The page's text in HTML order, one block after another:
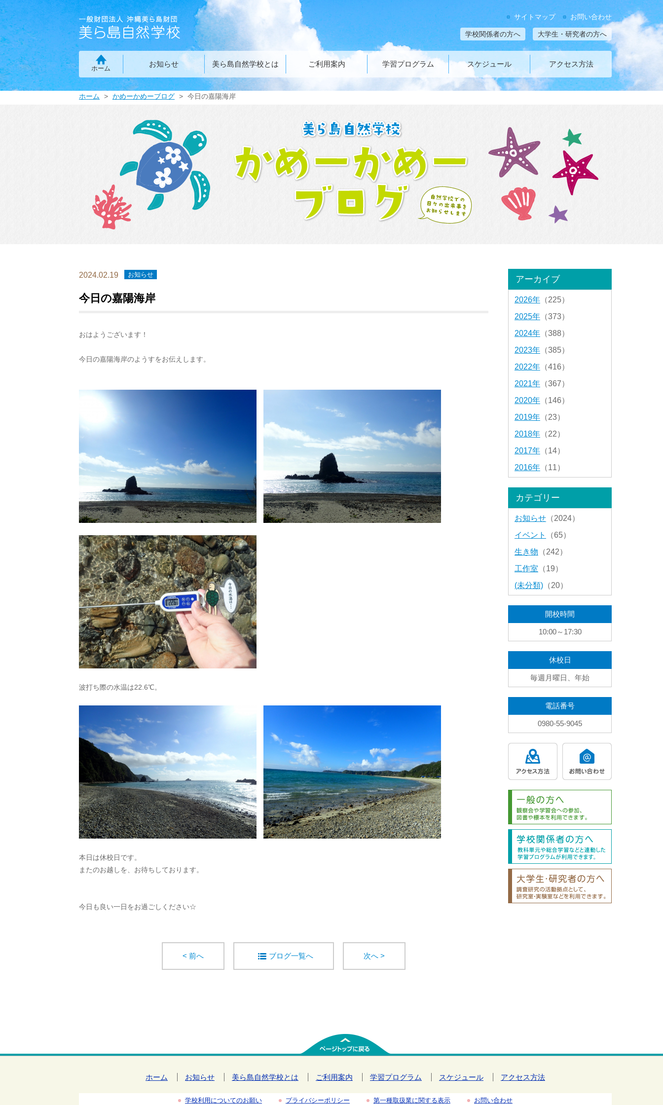
お問い合わせ
サイトマップ
大学生・研究者の方へ
学校関係者の方へ
ホーム
お知らせ 美ら島自然学校とは ご利用案内 学習プログラム スケジュール アクセス方法
ホーム かめーかめーブログ 今日の嘉陽海岸
2024.02.19 お知らせ
今日の嘉陽海岸
おはようございます！
今日の嘉陽海岸のようすをお伝えします。
波打ち際の水温は22.6℃。
本日は休校日です。
またのお越しを、お待ちしております。
今日も良い一日をお過ごしください☆
< 前へ ブログ一覧へ 次へ >
アーカイブ
2026年 （225）
2025年 （373）
2024年 （388）
2023年 （385）
2022年 （416）
2021年 （367）
2020年 （146）
2019年 （23）
2018年 （22）
2017年 （14）
2016年 （11）
カテゴリー
お知らせ （2024）
イベント
（65）
生き物 （242）
工作室 （19）
(未分類) （20）
開校時間
10:00～17:30
休校日
毎週月曜日、年始
電話番号
0980-55-9045
ホーム お知らせ 美ら島自然学校とは ご利用案内 学習プログラム スケジュール アクセス方法
学校利用についてのお願い プライバシーポリシー 第一種取扱業に関する表示 お問い合わせ